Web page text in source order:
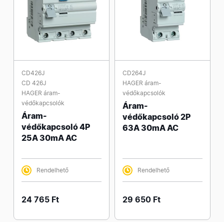
CD426J
CD 426J
HAGER áram-
védőkapcsolók
Áram-
védőkapcsoló 4P
25A 30mA AC
Rendelhető
24 765 Ft
CD264J
HAGER áram-
védőkapcsolók
Áram-
védőkapcsoló 2P
63A 30mA AC
Rendelhető
29 650 Ft